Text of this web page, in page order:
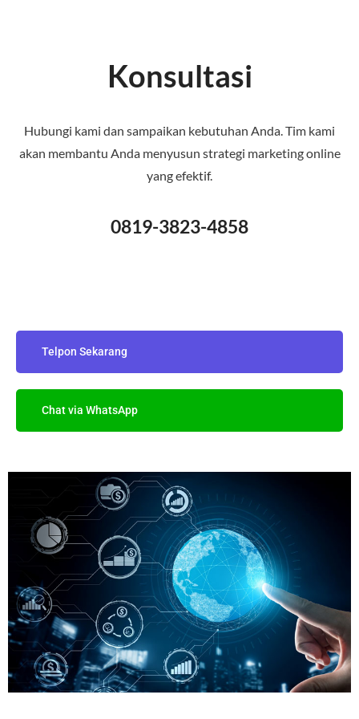
Konsultasi
Hubungi kami dan sampaikan kebutuhan Anda. Tim kami
akan membantu Anda menyusun strategi marketing online
yang efektif.
0819-3823-4858
Telpon Sekarang
Chat via WhatsApp